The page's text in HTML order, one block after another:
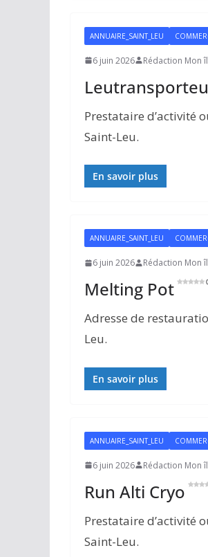
ANNUAIRE_SAINT_LEU
6 juin 2026 Rédaction Mon
Prestataire d’activité
Saint-Leu.
En savoir plus
ANNUAIRE_SAINT_LEU
6 juin 2026 Rédaction Mon
Melting Pot
Adresse de
Leu.
En savoir plus
ANNUAIRE_SAINT_LEU
6 juin 2026 Rédaction Mon
Run Alti Cryo
Prestataire d’activité
Saint-Leu.